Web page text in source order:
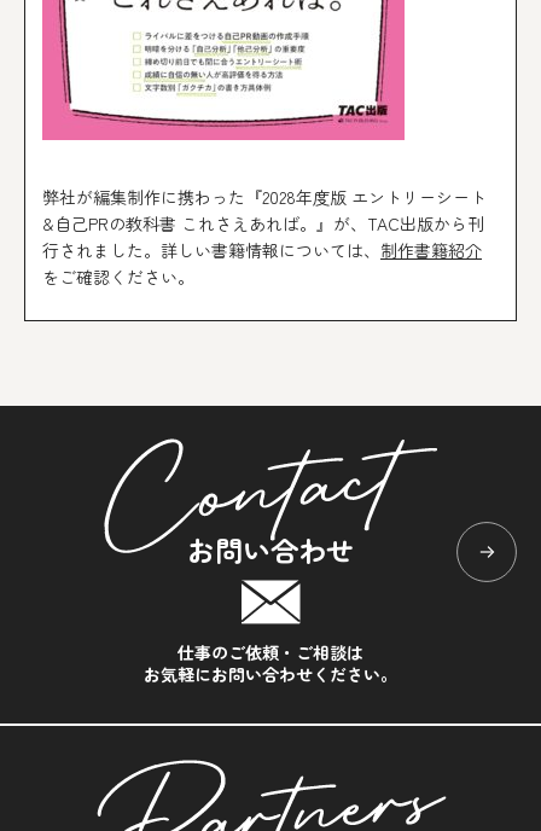
弊社が編集制作に携わった『2028年度版 エントリーシート
&自己PRの教科書 これさえあれば。』が、TAC出版から刊
行されました。詳しい書籍情報については、 制作書籍紹介
をご確認ください。
お問い合わせ
仕事のご依頼・ご相談は
お気軽にお問い合わせください。